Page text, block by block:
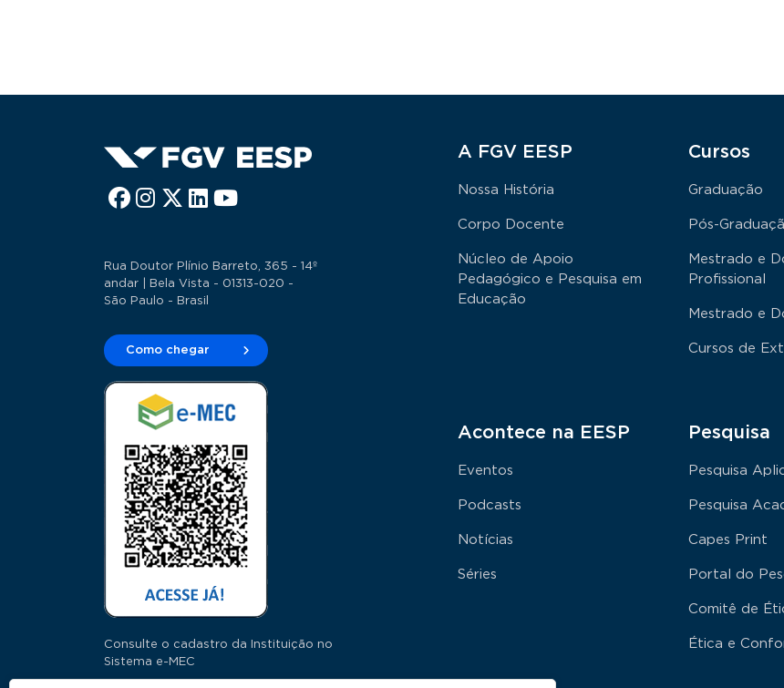
Rua Doutor Plínio Barreto, 365 - 14º
andar | Bela Vista - 01313-020 -
São Paulo - Brasil
Como chegar
Consulte o cadastro da Instituição no
Sistema e-MEC
Rodapé
A FGV EESP
Nossa História
Corpo Docente
Núcleo de Apoio
Pedagógico e Pesquisa em
Educação
Cursos
Graduação
Pós-
Mestrado e
Profissional
Mestrado e
Cursos de
Acontece na EESP
Eventos
Podcasts
Notícias
Séries
Pesquisa
Pesquisa
Pesquisa
Capes Print
Portal do
Comitê de
Ética e